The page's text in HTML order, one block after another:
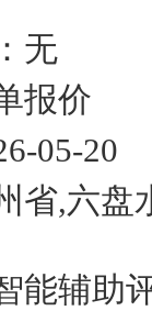
无
报价
05-20
省,六盘
能辅助